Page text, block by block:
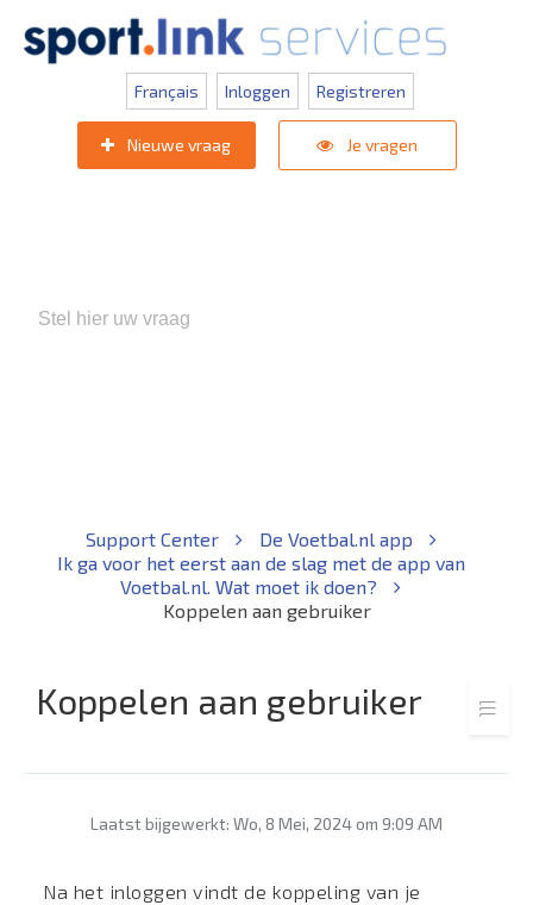
Français Inloggen Registreren
Nieuwe vraag Je vragen
Support Center
De Voetbal.nl app
Ik ga voor het eerst aan de slag met de app van
Voetbal.nl. Wat moet ik doen?
Koppelen aan gebruiker
Koppelen aan gebruiker
Laatst bijgewerkt: Wo, 8 Mei, 2024 om 9:09 AM
Na het inloggen vindt de koppeling van je